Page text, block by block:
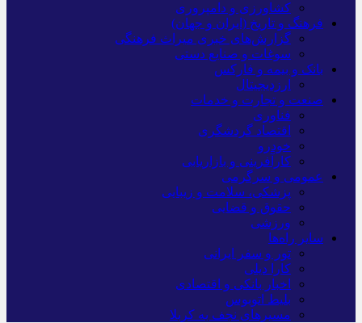
کشاورزی و دامپروری
فرهنگ و تاریخ (ایران و جهان)
گزارش‌های خبری میراث فرهنگی
سوغات و صنایع دستی
بانک و بیمه و فارکس
ارزدیجیتال
صنعت و تجارت و خدمات
فناوری
اقتصاد گردشگری
خودرو
کارآفرینی و بازاریابی
عمومی و سرگرمی
پزشکی، سلامت و زیبایی
حقوق و قضایی
ورزشی
سایر راه‌ها
تور و سفر ایرانی
کارا دیلی
اخبار بانکی و اقتصادی
بلیط اتوبوس
مسیرهای نجف به کربلا